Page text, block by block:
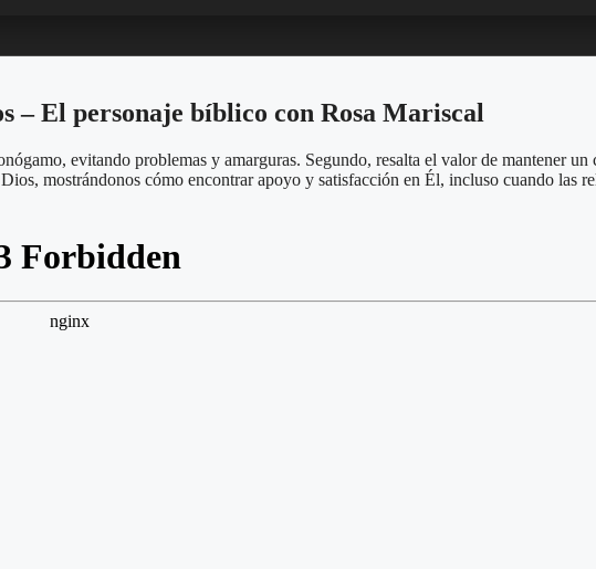
– El personaje bíblico con Rosa Mariscal
evitando problemas y amarguras. Segundo, resalta el valor de mantener un
mostrándonos cómo encontrar apoyo y satisfacción en Él, incluso cuando las